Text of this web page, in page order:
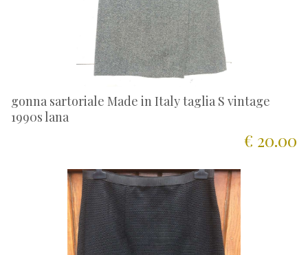
gonna sartoriale Made in Italy taglia S vintage
1990s lana
€ 20.00